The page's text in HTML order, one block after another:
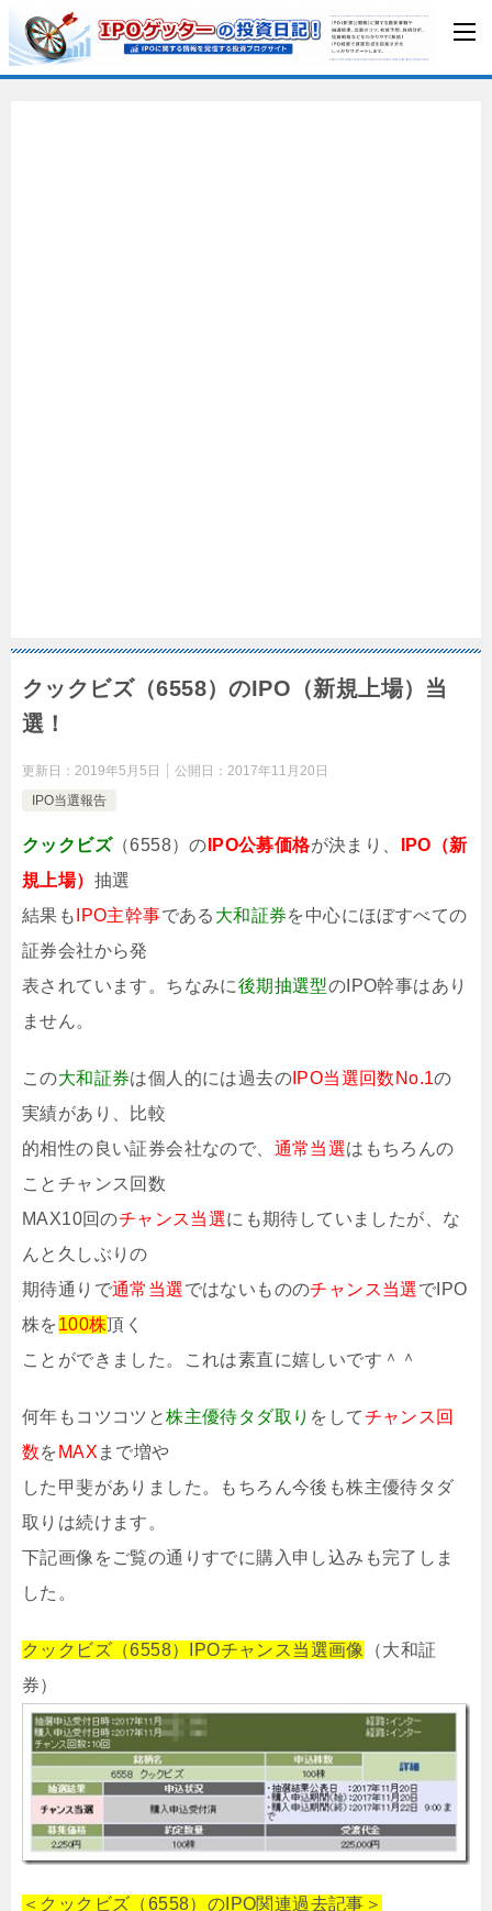
クックビズ（6558）のIPO（新規上場）当
選！
更新日： 2019年5月5日 公開日： 2017年11月20日
IPO当選報告
クックビズ（6558）の IPO公募価格が決まり、
IPO（新
規上場） 抽選
結果も IPO主幹事である 大和証券を中心にほぼすべての
証券会社から発
表されています。ちなみに後期抽選型のIPO幹事はあり
ません。
この大和証券は個人的には過去の IPO当選回数No.1の
実績があり、比較
的相性の良い証券会社なので、 通常当選はもちろんの
ことチャンス回数
MAX10回のチャンス当選にも期待していましたが、な
んと久しぶりの
期待通りで通常当選ではないもののチャンス当選でIPO
株を100株頂く
ことができました。これは素直に嬉しいです＾＾
何年もコツコツと株主優待タダ取り をしてチャンス回
数を MAX まで増や
した甲斐がありました。もちろん今後も株主優待タダ
取りは続けます。
下記画像をご覧の通りすでに購入申し込みも完了しま
した。
クックビズ（6558）IPOチャンス当選画像
（大和証
券）
＜クックビズ（6558）のIPO関連過去記事＞